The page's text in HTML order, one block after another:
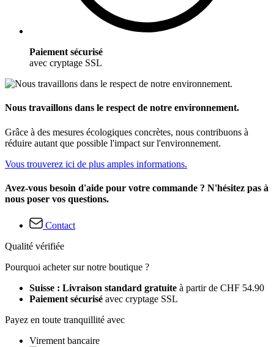
Paiement sécurisé
avec cryptage SSL
Nous travaillons dans le respect de notre environnement.
Grâce à des mesures écologiques concrètes, nous contribuons à
réduire autant que possible l'impact sur l'environnement.
Vous trouverez ici de plus amples informations.
Avez-vous besoin d'aide pour votre commande ? N'hésitez pas à
nous poser vos questions.
Contact
Qualité vérifiée
Pourquoi acheter sur notre boutique ?
Suisse : Livraison standard gratuite à partir de CHF 54.90
Paiement sécurisé avec cryptage SSL
Payez en toute tranquillité avec
Virement bancaire